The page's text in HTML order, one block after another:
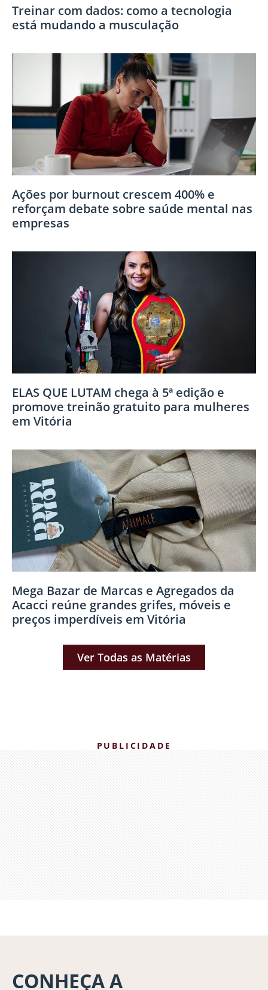
Treinar com dados: como a tecnologia
está mudando a musculação
Ações por burnout crescem 400% e
reforçam debate sobre saúde mental nas
empresas
ELAS QUE LUTAM chega à 5ª edição e
promove treinão gratuito para mulheres
em Vitória
Mega Bazar de Marcas e Agregados da
Acacci reúne grandes grifes, móveis e
preços imperdíveis em Vitória
Ver Todas as Matérias
PUBLICIDADE
CONHEÇA A